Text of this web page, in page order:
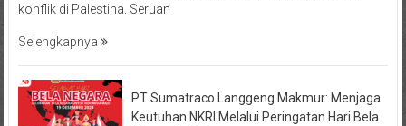
konflik di Palestina. Seruan
Selengkapnya
PT Sumatraco Langgeng Makmur: Menjaga
Keutuhan NKRI Melalui Peringatan Hari Bela